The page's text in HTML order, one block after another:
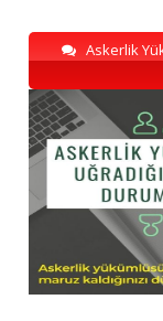
Askerlik